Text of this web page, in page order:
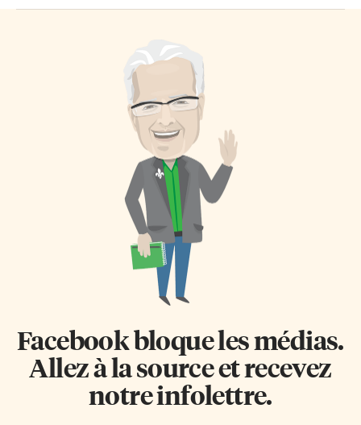
Facebook bloque les médias.
Allez à la source et recevez
notre infolettre.